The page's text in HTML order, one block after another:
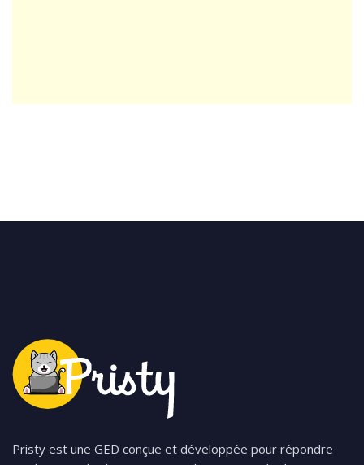
Pristy est une GED conçue et développée pour répondre